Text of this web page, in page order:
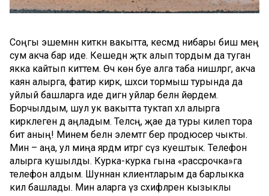
Соңгы эшемнән киткән вакытта, кесәмдә нибары биш мең
сум акча бар иде. Кешедән әҗәткә алып тордым да туган
якка кайтып киттем. Өч көн буе алга таба нишләргә, акча
каян алырга, фатир кирәк, шәхси тормыш турында да
уйлый башларга иде дигән уйлар белән йөрдем.
Борчылдым, шул ук вакытта туктап хәл алырга
кирәклеген дә аңладым. Теләсәң, җае да туры килеп тора
бит аның! Минем белән элемтәгә бер продюсер чыкты.
Мин – аңа, ул миңа ярдәм итәргә сүз куештык. Телефон
алырга кушылды. Курка-курка гына «рассрочка»га
телефон алдым. Шуннан клиентларым да барлыкка
килә башлады. Мин аларга үз сәхифәләренә кызыклы